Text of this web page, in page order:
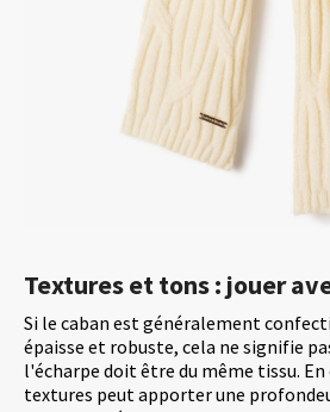
Textures et tons : jouer
Si le caban est généralement
épaisse et robuste, cela ne signifie
l'écharpe doit être du même tissu. En
textures peut apporter une